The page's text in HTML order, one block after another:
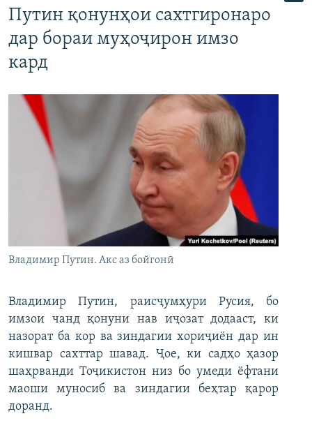
Путин қонунҳои сахтгиронаро
дар бораи муҳоҷирон имзо
кард
Владимир Путин. Акс аз бойгонӣ
Владимир Путин, раисҷумҳури Русия, бо
имзои чанд қонуни нав иҷозат додааст, ки
назорат ба кор ва зиндагии хориҷиён дар ин
кишвар сахттар шавад. Ҷое, ки садҳо ҳазор
шаҳрванди Тоҷикистон низ бо умеди ёфтани
маоши муносиб ва зиндагии беҳтар қарор
доранд.